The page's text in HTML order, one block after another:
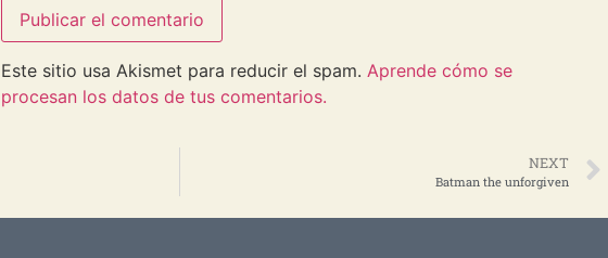
Este sitio usa Akismet para reducir el spam. Aprende cómo se
procesan los datos de tus comentarios.
NEXT
Batman the unforgiven